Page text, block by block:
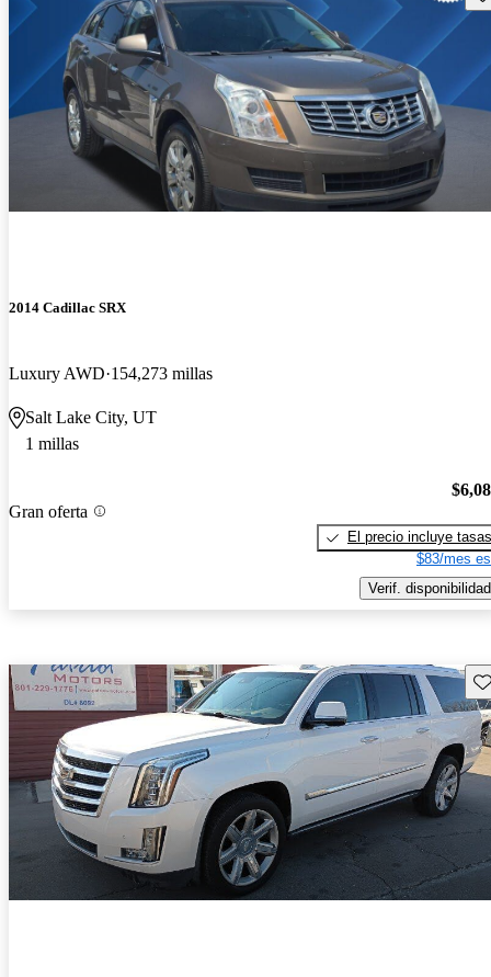
2014 Cadillac SRX
Luxury AWD 154,273 millas
Salt Lake City, UT
1 millas
Gran oferta
El precio incluye tasas
$83/mes
Verif. disponibilidad